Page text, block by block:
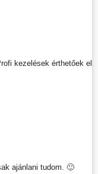
kezelések érthetőek el
ajánlani tudom. 🙂